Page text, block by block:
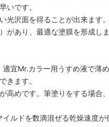
いです。
光沢面を得ることが出来ます。
があり、最適な塗膜を形成しま
適宜Mr.カラー用うすめ液で
きます。
高めです。筆塗りをする場
ルドを数滴混ぜる乾燥速度が